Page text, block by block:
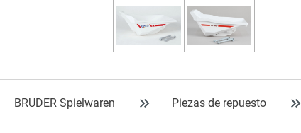
BRUDER Spielwaren Piezas de repuesto